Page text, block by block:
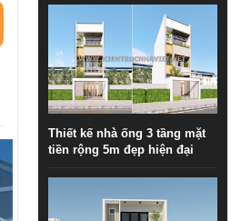
Thiết kế nhà ống 3 tầng mặt
tiền rộng 5m đẹp hiện đại